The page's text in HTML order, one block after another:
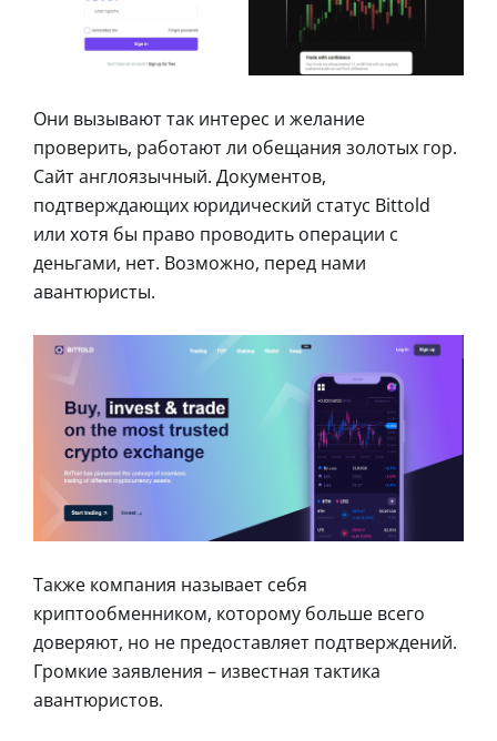
Они вызывают так интерес и желание
проверить, работают ли обещания золотых гор.
Сайт англоязычный. Документов,
подтверждающих юридический статус Bittold
или хотя бы право проводить операции с
деньгами, нет. Возможно, перед нами
авантюристы.
Также компания называет себя
криптообменником, которому больше всего
доверяют, но не предоставляет подтверждений.
Громкие заявления – известная тактика
авантюристов.